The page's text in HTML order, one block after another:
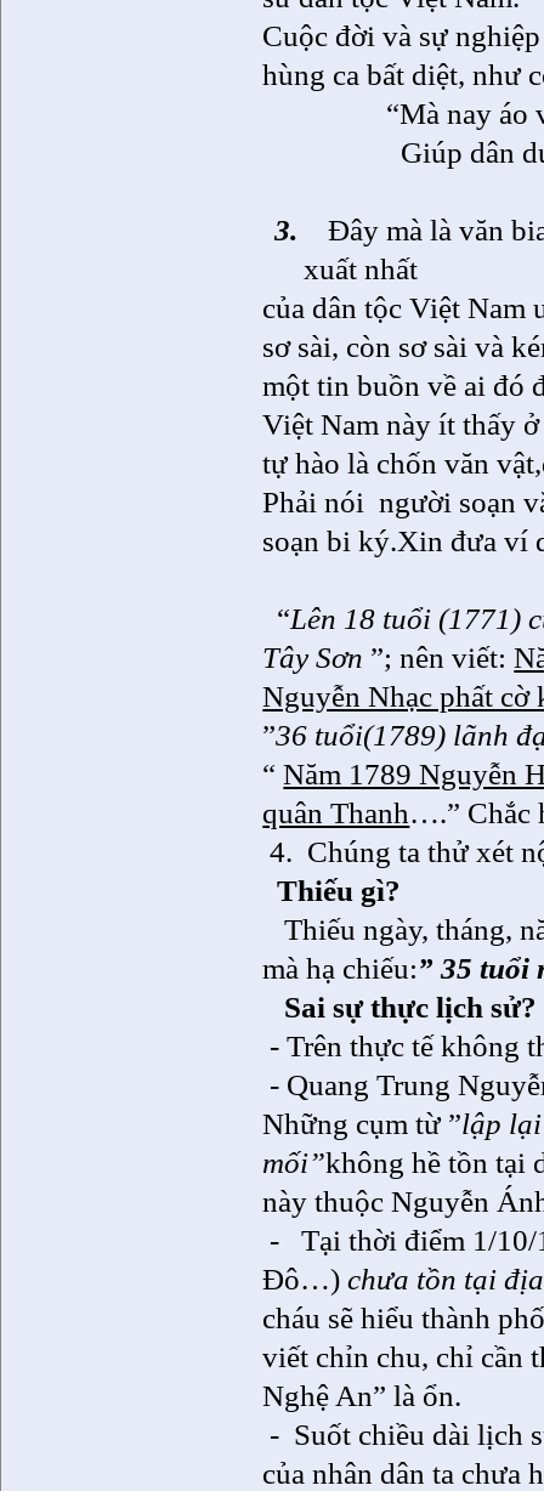
Cuộc đời và sự
hùng ca bất diệt, như
“Mà nay áo
Giúp dân
3.
Đây mà là văn
xuất nhất
của dân tộc ViệtNam
sơ sài, còn sơ sài và
một tin buồn về ai đó
ViệtNam này ít thấy
tự hào là chốn văn
Phải nói người soạn
soạn bi ký.Xin đưa ví
“Lên 18 tuổi (1771)
Tây Sơn ”; nên viết:
Nguyễn Nhạc phất cờ
”36 tuổi(1789) lãnh
“Năm 1789 Nguyễn
quân Thanh….” Chắc
4. Chúng ta thử xét
Thiếu gì?
Thiếu ngày, tháng,
mà hạ chiếu:” 35 tuổi
Sai sự thực lịch sử?
- Trên thực tế không
- Quang Trung
Những cụm từ ”lập
mối”không hề tồn tại
này thuộc Nguyễn
-
Tại thời điểm 1/
Đô…)chưa tồn tại
cháu sẽ hiểu thành
viết chỉn chu, chỉ cần
Nghệ An” là ổn.
- Suốt chiều dài lịch
của nhân dân ta chưa